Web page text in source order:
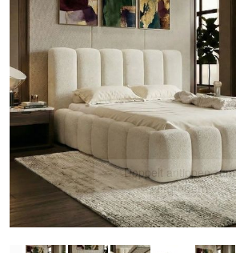
Doppelt antippen zum
vergrößern